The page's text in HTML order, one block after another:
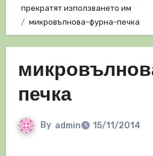
прекратят използването им
микровълнова-фурна-печка
печка
By admin 15/11/2014